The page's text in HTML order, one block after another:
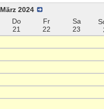
März 2024
Do
21
Fr
22
Sa
23